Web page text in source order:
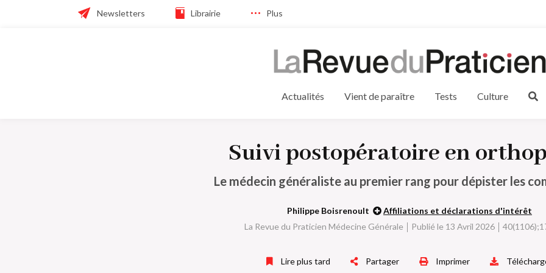
Header
Newsletters Librairie Plus
Actualités Vient de paraître Tests Culture
Suivi postopératoire en
Le médecin généraliste au premier rang pour dépister les
Philippe Boisrenoult
Affiliations et déclarations d'intérêt
La Revue du Praticien Médecine Générale
Publié le 13 Avril 2026
Lire plus tard Partager Imprimer